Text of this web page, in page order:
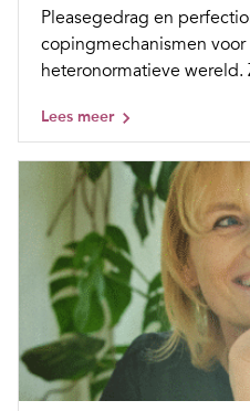
Pleasegedrag en
copingmechanismen
heteronormatieve wereld.
Lees meer